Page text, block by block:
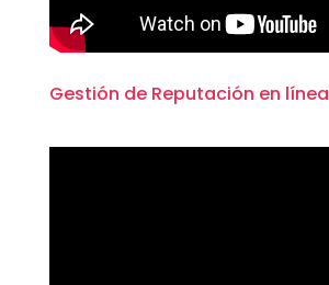
Gestión de Reputación en línea